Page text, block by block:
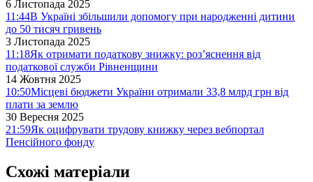
6 Листопада 2025
11:44В Україні збільшили допомогу при народженні дитини
до 50 тисяч гривень
3 Листопада 2025
11:18Як отримати податкову знижку: роз’яснення від
податкової служби Рівненщини
14 Жовтня 2025
10:50Місцеві бюджети України отримали 33,8 млрд грн від
плати за землю
30 Вересня 2025
21:59Як оцифрувати трудову книжку через вебпортал
Пенсійного фонду
Схожі матеріали